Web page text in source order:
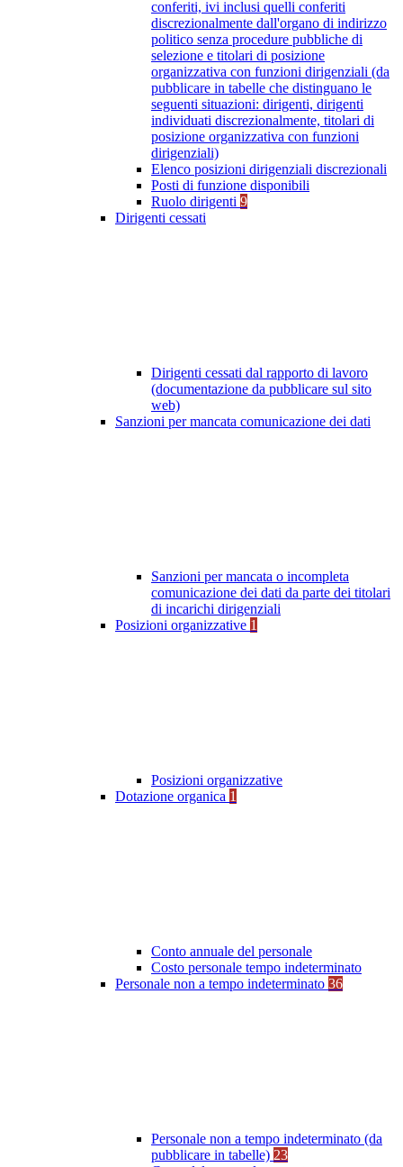
conferiti, ivi inclusi quelli conferiti
discrezionalmente dall'organo di indirizzo
politico senza procedure pubbliche di
selezione e titolari di posizione
organizzativa con funzioni dirigenziali (da
pubblicare in tabelle che distinguano le
seguenti situazioni: dirigenti, dirigenti
individuati discrezionalmente, titolari di
posizione organizzativa con funzioni
dirigenziali)
Elenco posizioni dirigenziali discrezionali
Posti di funzione disponibili
Ruolo dirigenti 9
Dirigenti cessati
Dirigenti cessati dal rapporto di lavoro
(documentazione da pubblicare sul sito
web)
Sanzioni per mancata comunicazione dei dati
Sanzioni per mancata o incompleta
comunicazione dei dati da parte dei titolari
di incarichi dirigenziali
Posizioni organizzative 1
Posizioni organizzative
Dotazione organica 1
Conto annuale del personale
Costo personale tempo indeterminato
Personale non a tempo indeterminato 36
Personale non a tempo indeterminato (da
pubblicare in tabelle) 23